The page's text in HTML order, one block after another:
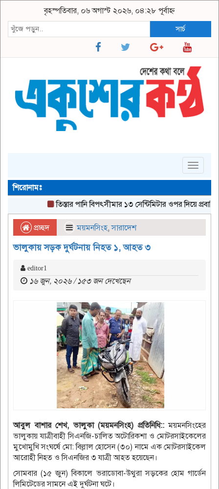
বৃহস্পতিবার, ০৬ অগাস্ট ২০২৬, ০৪:২৮ পূর্বাহ্ন
সার্চ
Toggle
শিরোনামঃ
‎তিস্তার পানি বিপৎসীমার ১৩ সেন্টিমিটার ওপর দিয়ে প্রবাহিত,
প্রচ্ছদ ময়মনসিংহ,সারাদেশ
ভালুকায় সড়ক দুর্ঘটনায় নিহত ১, আহত ৩
editor1
১৬ জুন, ২০২৬ / ১৫৩ জন দেখেছেন
আবুল বাশার শেখ, ভালুকা (ময়মনসিংহ) প্রতিনিধি::ময়মনসিংহের
ভালুকায় যাত্রীবাহী সিএনজি-চালিত অটোরিকশা ও মোটরসাইকেলের
মুখোমুখি সংঘর্ষে মো: বিল্লাল হোসেন (৩০) নামে এক মোটরসাইকেল
আরোহী নিহত ও সিএনজির ৩ যাত্রী আহত হয়েছেন।
সোমবার (১৫ জুন) বিকালে ভরাডোবা-উথুরা সড়কের হোম গার্ডেন
লিমিটেডের সামনে এই দুর্ঘটনা ঘটে।